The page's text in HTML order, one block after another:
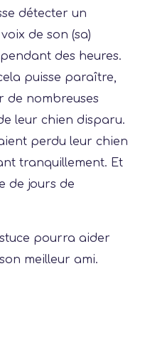
détecter un
de son (sa)
des heures.
puisse paraître,
de nombreuses
leur chien disparu.
perdu leur chien
tranquillement. Et
de jours de
pourra aider
meilleur ami.